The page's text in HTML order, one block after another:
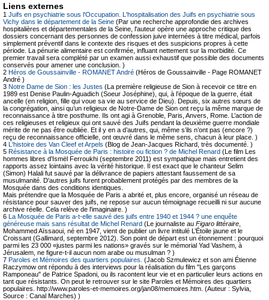
Liens externes
1 Juifs en psychiatrie sous l'Occupation. L'hospitalisation des Juifs en psychiatrie sous
Vichy dans le département de la Seine (Par une recherche approfondie des archives
hospitalières et départementales de la Seine, l'auteur opère une approche critique des
dossiers concernant des personnes de confession juive internées à titre médical, parfois
simplement préventif dans le contexte des risques et des suspicions propres à cette
période. La pénurie alimentaire est confirmée, influant nettement sur la morbidité. Ce
premier travail sera complété par un examen aussi exhaustif que possible des documents
conservés pour amener une conclusion. )
2 Héros de Goussainville - ROMANET André (Héros de Goussainville - Page ROMANET
André )
3 Notre Dame de Sion : les Justes (La première religieuse de Sion à recevoir ce titre en
1989 est Denise Paulin-Aguadich (Soeur Joséphine), qui, à l’époque de la guerre, était
ancelle (en religion, fille qui voue sa vie au service de Dieu). Depuis, six autres sœurs de
la congrégation, ainsi qu’un religieux de Notre-Dame de Sion ont reçu la même marque de
reconnaissance à titre posthume. Ils ont agi à Grenoble, Paris, Anvers, Rome. L’action de
ces religieuses et religieux qui ont sauvé des Juifs pendant la deuxième guerre mondiale
mérite de ne pas être oubliée. Et il y en a d’autres, qui, même s’ils n’ont pas (encore ?)
reçu de reconnaissance officielle, ont œuvré dans le même sens, chacun à leur place. )
4 L'histoire des Van Cleef et Arpels (Blog de Jean-Jacques Richard, très documenté. )
5 Résistance à la Mosquée de Paris : histoire ou fiction ? de Michel Renard (Le film Les
hommes libres d'Ismël Ferroukhi (septembre 2011) est sympathique mais entretient des
rapports assez lointains avec la vérité historique. Il est exact que le chanteur Selim
(Simon) Halali fut sauvé par la délivrance de papiers attestant faussement de sa
musulmanité. D'autres juifs furent probablement protégés par des membres de la
Mosquée dans des conditions identiques.
Mais prétendre que la Mosquée de Paris a abrité et, plus encore, organisé un réseau de
résistance pour sauver des juifs, ne repose sur aucun témoignage recueilli ni sur aucune
archive réelle. Cela relève de l'imaginaire. )
6 La Mosquée de Paris a-t-elle sauvé des juifs entre 1940 et 1944 ? une enquête
généreuse mais sans résultat de Michel Renard (Le journaliste au Figaro littéraire
Mohammed Aïssaoui, né en 1947, vient de publier un livre intitulé L’Étoile jaune et le
Croissant (Gallimard, septembre 2012). Son point de départ est un étonnement : pourquoi
parmi les 23 000 «justes parmi les nations» gravés sur le mémorial Yad Vashem, à
Jérusalem, ne figure-t-il aucun nom arabe ou musulman ? )
7 Paroles et Mémoires des quartiers populaires. (Jacob Szmulewicz et son ami Étienne
Raczymow ont répondu à des interviews pour la réalisation du film "Les garçons
Ramponeau" de Patrice Spadoni, ou ils racontent leur vie et en particulier leurs actions en
tant que résistants. On peut le retrouver sur le site Paroles et Mémoires des quartiers
populaires. http://www.paroles-et-memoires.org/jan08/memoires.htm. (Auteur : Sylvia,
Source : Canal Marches) )